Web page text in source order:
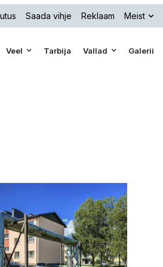
Saada vihje Reklaam Meist
Veel Tarbija Vallad Galerii